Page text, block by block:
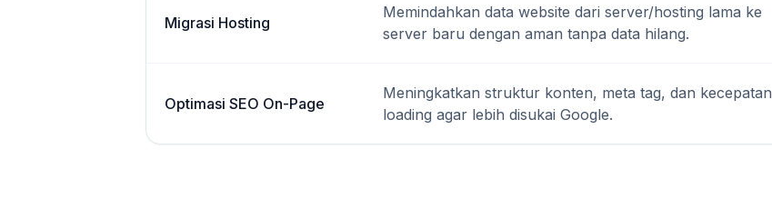
Migrasi Hosting
Memindahkan data website dari server/hosting lama ke
server baru dengan aman tanpa data hilang.
Optimasi SEO On-Page
Meningkatkan struktur konten, meta tag, dan kecepatan
loading agar lebih disukai Google.